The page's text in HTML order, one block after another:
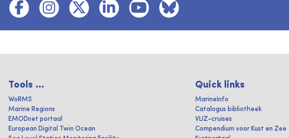
Tools ...
WoRMS
Marine Regions
EMODnet portaal
European Digital Twin Ocean
Quick links
MarineInfo
Catalogus bibliotheek
VLIZ-cruises
Compendium voor Kust en Zee